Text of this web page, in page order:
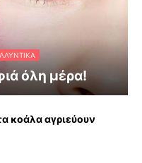
όλη μέρα!
κοάλα αγριεύουν